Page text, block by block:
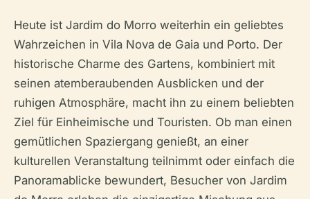
Heute ist Jardim do Morro weiterhin ein geliebtes
Wahrzeichen in Vila Nova de Gaia und Porto. Der
historische Charme des Gartens, kombiniert mit
seinen atemberaubenden Ausblicken und der
ruhigen Atmosphäre, macht ihn zu einem beliebten
Ziel für Einheimische und Touristen. Ob man einen
gemütlichen Spaziergang genießt, an einer
kulturellen Veranstaltung teilnimmt oder einfach die
Panoramablicke bewundert, Besucher von Jardim